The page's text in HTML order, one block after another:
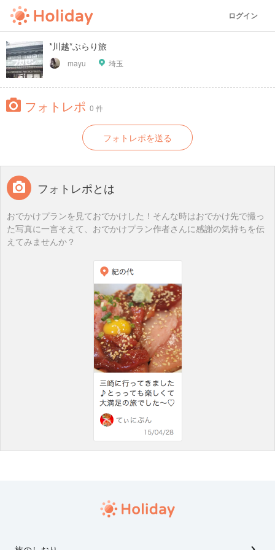
ログイン
*川越*ぶらり旅
mayu 埼玉
フォトレポ 0 件
フォトレポを送る
フォトレポとは
おでかけプランを見ておでかけした！そんな時はおでかけ先で撮っ
た写真に一言そえて、おでかけプラン作者さんに感謝の気持ちを伝
えてみませんか？